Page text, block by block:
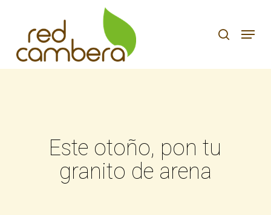
content
Menu
Este otoño, pon tu
granito de arena